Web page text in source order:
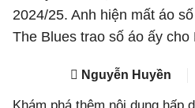
2024/25. Anh hiện mất áo
The Blues trao số áo ấy cho
Nguyễn Huyền